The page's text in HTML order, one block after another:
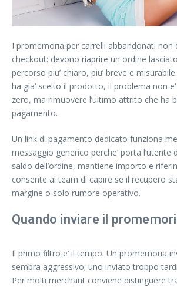
I promemoria per carrelli abbandonati non
checkout: devono riaprire un ordine
percorso piu’ chiaro, piu’ breve e
ha gia’ scelto il prodotto, il problema non
zero, ma rimuovere l’ultimo attrito che ha
pagamento.
Un link di pagamento dedicato funziona
messaggio generico perche’ porta l’utente
saldo dell’ordine, mantiene importo e
consente al team di capire se il recupero
margine o solo rumore operativo.
Quando inviare il
Il primo filtro e’ il tempo. Un promemoria
sembra aggressivo; uno inviato troppo
Per molti merchant conviene distinguere